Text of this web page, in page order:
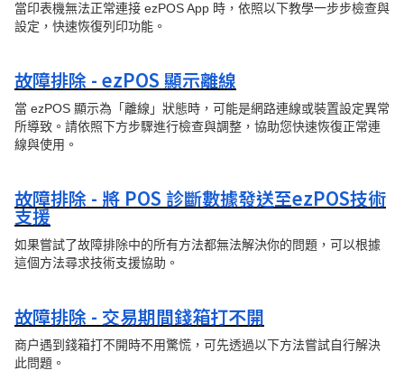
當印表機無法正常連接 ezPOS App 時，依照以下教學一步步檢查與
設定，快速恢復列印功能。
故障排除 - ezPOS 顯示離線
當 ezPOS 顯示為「離線」狀態時，可能是網路連線或裝置設定異常
所導致。請依照下方步驟進行檢查與調整，協助您快速恢復正常連
線與使用。
故障排除 - 將 POS 診斷數據發送至ezPOS技術
支援
如果嘗試了故障排除中的所有方法都無法解決你的問題，可以根據
這個方法尋求技術支援協助。
故障排除 - 交易期間錢箱打不開
商户遇到錢箱打不開時不用驚慌，可先透過以下方法嘗試自行解決
此問題。